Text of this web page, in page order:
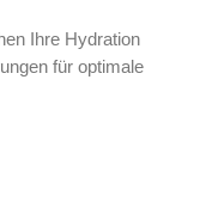
Ihre Hydration
für optimale